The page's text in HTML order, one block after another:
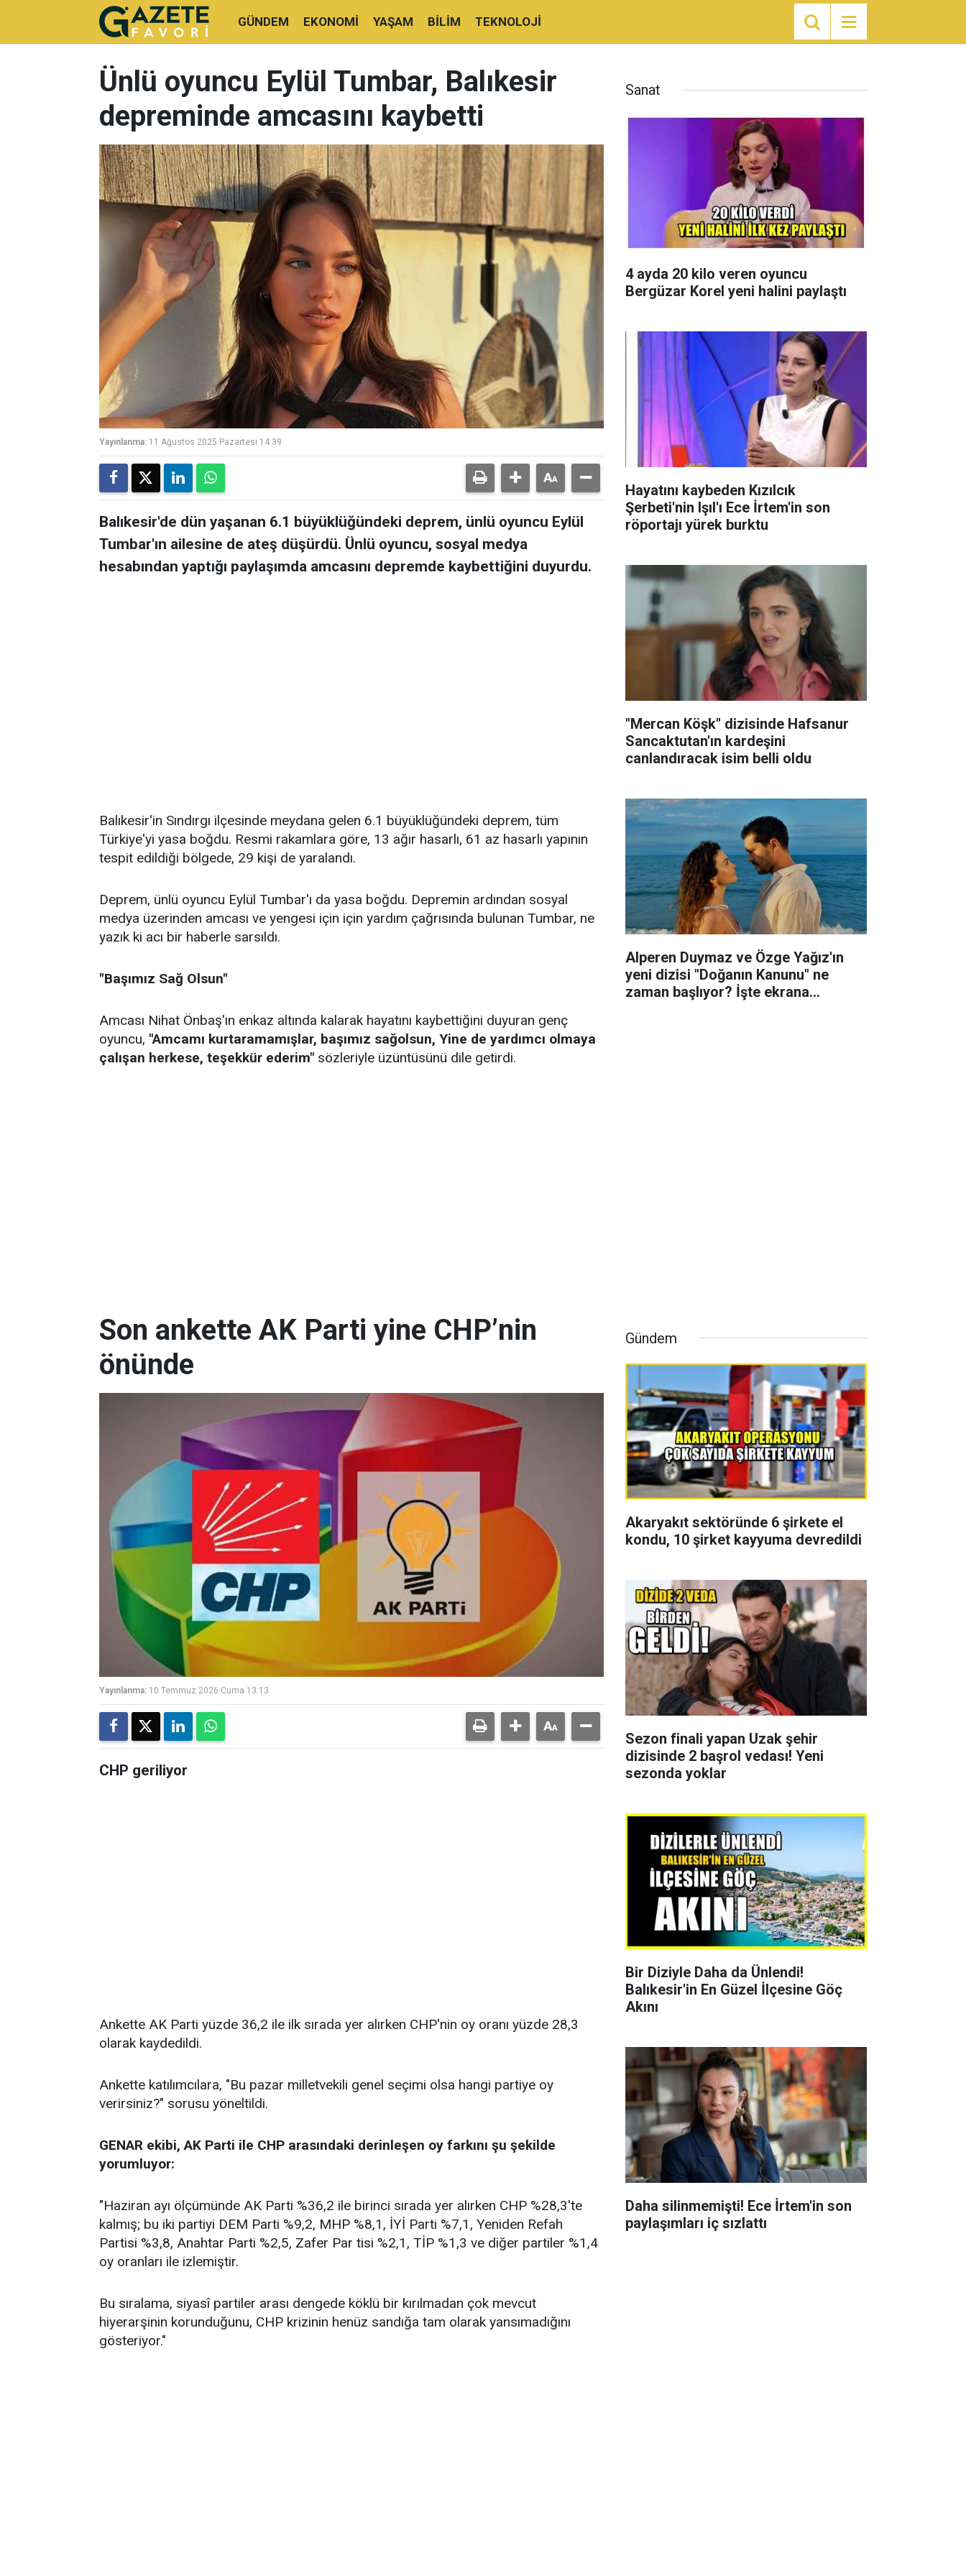
GÜNDEM EKONOMI YAŞAM BILIM TEKNOLOJI
Ünlü oyuncu Eylül Tumbar, Balıkesir
depreminde amcasını kaybetti
Yayınlanma: 11 Ağustos 2025 Pazartesi 14:39
Balıkesir'de dün yaşanan 6.1 büyüklüğündeki deprem, ünlü oyuncu Eylül
Tumbar'ın ailesine de ateş düşürdü. Ünlü oyuncu, sosyal medya
hesabından yaptığı paylaşımda amcasını depremde kaybettiğini duyurdu.
Balıkesir'in Sındırgı ilçesinde meydana gelen 6.1 büyüklüğündeki deprem, tüm
Türkiye'yi yasa boğdu. Resmi rakamlara göre, 13 ağır hasarlı, 61 az hasarlı yapının
tespit edildiği bölgede, 29 kişi de yaralandı.
Deprem, ünlü oyuncu Eylül Tumbar'ı da yasa boğdu. Depremin ardından sosyal
medya üzerinden amcası ve yengesi için için yardım çağrısında bulunan Tumbar, ne
yazık ki acı bir haberle sarsıldı.
''Başımız Sağ Olsun''
Amcası Nihat Önbaş'ın enkaz altında kalarak hayatını kaybettiğini duyuran genç
oyuncu, "Amcamı kurtaramamışlar, başımız sağolsun, Yine de yardımcı olmaya
çalışan herkese, teşekkür ederim" sözleriyle üzüntüsünü dile getirdi.
Sanat
4 ayda 20 kilo veren oyuncu
Bergüzar Korel yeni halini paylaştı
Hayatını kaybeden Kızılcık
Şerbeti'nin Işıl'ı Ece İrtem'in son
röportajı yürek burktu
"Mercan Köşk" dizisinde Hafsanur
Sancaktutan'ın kardeşini
canlandıracak isim belli oldu
Alperen Duymaz ve Özge Yağız'ın
yeni dizisi "Doğanın Kanunu" ne
zaman başlıyor? İşte ekrana
Son ankette AK Parti yine CHP’nin
önünde
Yayınlanma: 10 Temmuz 2026 Cuma 13:13
CHP geriliyor
Ankette AK Parti yüzde 36,2 ile ilk sırada yer alırken CHP'nin oy oranı yüzde 28,3
olarak kaydedildi.
Ankette katılımcılara, "Bu pazar milletvekili genel seçimi olsa hangi partiye oy
verirsiniz?" sorusu yöneltildi.
GENAR ekibi, AK Parti ile CHP arasındaki derinleşen oy farkını şu şekilde
yorumluyor:
"Haziran ayı ölçümünde AK Parti %36,2 ile birinci sırada yer alırken CHP %28,3'te
kalmış; bu iki partiyi DEM Parti %9,2, MHP %8,1, İYİ Parti %7,1, Yeniden Refah
Partisi %3,8, Anahtar Parti %2,5, Zafer Par tisi %2,1, TİP %1,3 ve diğer partiler %1,4
oy oranları ile izlemiştir.
Bu sıralama, siyasî partiler arası dengede köklü bir kırılmadan çok mevcut
hiyerarşinin korunduğunu, CHP krizinin henüz sandığa tam olarak yansımadığını
gösteriyor."
Gündem
Akaryakıt sektöründe 6 şirkete el
kondu, 10 şirket kayyuma devredildi
Sezon finali yapan Uzak şehir
dizisinde 2 başrol vedası! Yeni
sezonda yoklar
Bir Diziyle Daha da Ünlendi!
Balıkesir'in En Güzel İlçesine Göç
Akını
Daha silinmemişti! Ece İrtem'in son
paylaşımları iç sızlattı